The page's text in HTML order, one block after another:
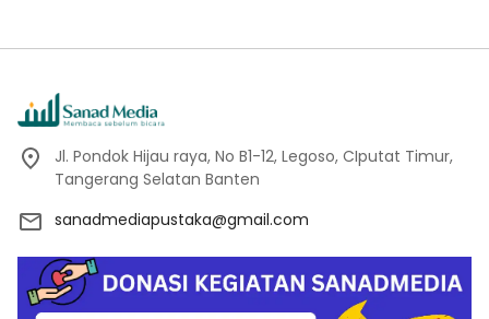
Jl. Pondok Hijau raya, No B1-12, Legoso, CIputat Timur,
Tangerang Selatan Banten
sanadmediapustaka@gmail.com